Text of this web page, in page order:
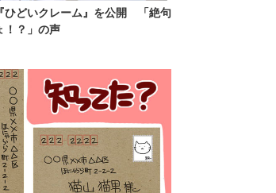
ひどいクレーム』を公開 「絶句
！？」の声